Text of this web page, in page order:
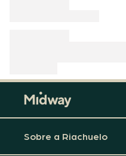
Sobre a Riachuelo